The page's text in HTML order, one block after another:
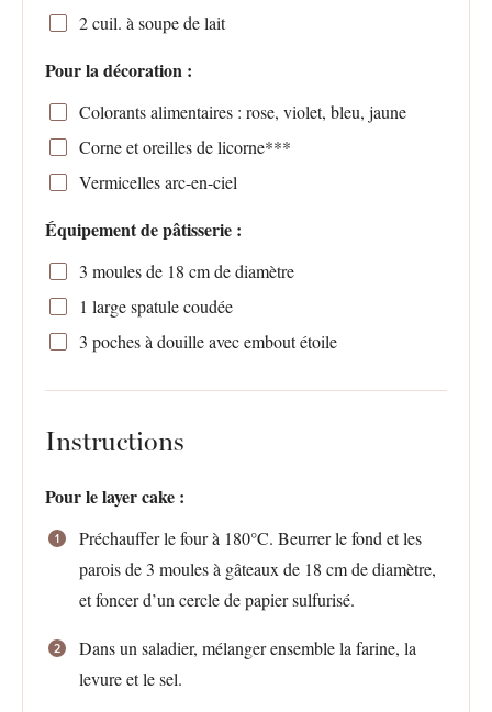
2cuil. à soupe de lait
Pour la décoration :
Colorants alimentaires : rose, violet, bleu, jaune
Corne et oreilles de licorne***
Vermicelles arc-en-ciel
Équipement de pâtisserie :
3 moules de 18 cm de diamètre
1 large spatule coudée
3 poches à douille avec embout étoile
Instructions
Pour le layer cake :
Préchauffer le four à 180°C. Beurrer le fond et les
parois de 3 moules à gâteaux de 18 cm de diamètre,
et foncer d’un cercle de papier sulfurisé.
Dans un saladier, mélanger ensemble la farine, la
levure et le sel.